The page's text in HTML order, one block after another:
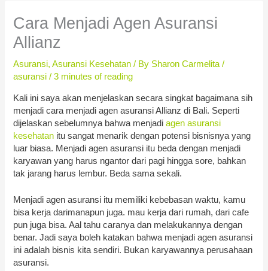
Cara Menjadi Agen Asuransi
Allianz
Asuransi,Asuransi Kesehatan / By Sharon Carmelita/
asuransi /3 minutes of reading
Kali ini saya akan menjelaskan secara singkat bagaimana sih
menjadi cara menjadi agen asuransi Allianz di Bali. Seperti
dijelaskan sebelumnya bahwa menjadiagen asuransi
kesehatan itu sangat menarik dengan potensi bisnisnya yang
luar biasa. Menjadi agen asuransi itu beda dengan menjadi
karyawan yang harus ngantor dari pagi hingga sore, bahkan
tak jarang harus lembur. Beda sama sekali.
Menjadi agen asuransi itu memiliki kebebasan waktu, kamu
bisa kerja darimanapun juga. mau kerja dari rumah, dari cafe
pun juga bisa. Aal tahu caranya dan melakukannya dengan
benar. Jadi saya boleh katakan bahwa menjadi agen asuransi
ini adalah bisnis kita sendiri. Bukan karyawannya perusahaan
asuransi.